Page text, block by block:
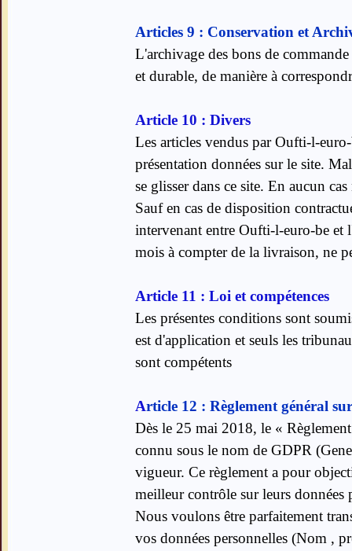
Articles 9 : Conservation et
L'archivage des bons de
et durable, de manière à
Article 10 : Divers
Les articles vendus par Oufti-l-
présentation données sur le site.
se glisser dans ce site. En aucun
Sauf en cas de disposition
intervenant entre Oufti-l-euro-be et
mois à compter de la livraison, ne
Article 11 : Loi et compétences
Les présentes conditions sont
est d'application et seuls les
sont compétents
Article 12 : Règlement général
Dès le 25 mai 2018, le «
connu sous le nom de GDPR
vigueur. Ce règlement a pour
meilleur contrôle sur leurs données
Nous voulons être parfaitement
vos données personnelles (Nom ,